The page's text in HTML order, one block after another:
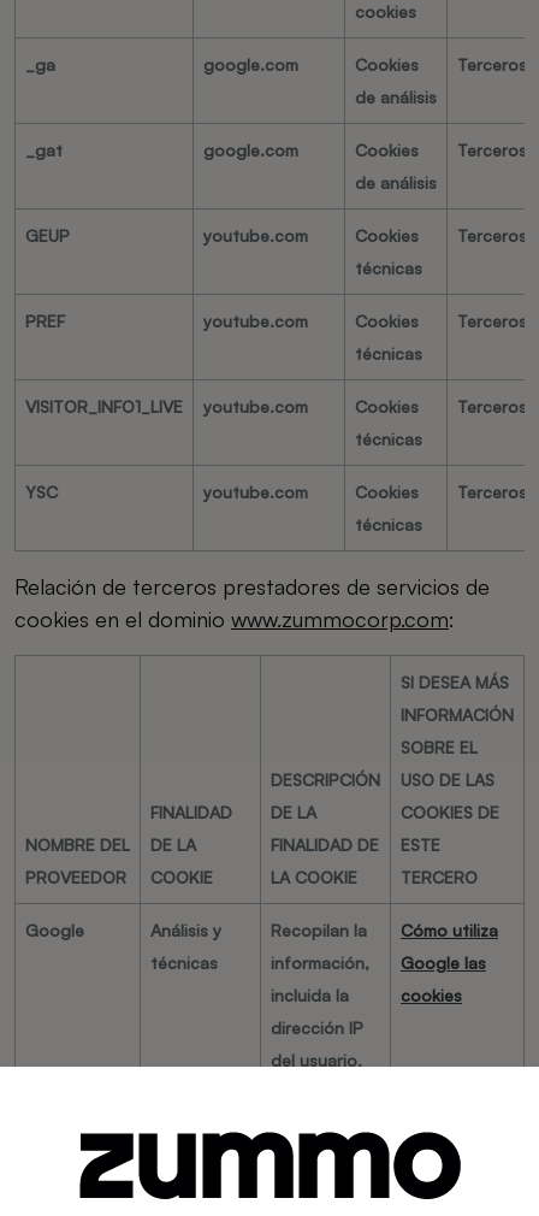
cookies
_ga google.com
Cookies
de análisis
Terceros
_gat google.com
Cookies
de análisis
Terceros
GEUP youtube.com
Cookies
técnicas
Terceros
PREF youtube.com
Cookies
técnicas
Terceros
VISITOR_INFO1_LIVE youtube.com
Cookies
técnicas
Terceros
YSC youtube.com
Cookies
técnicas
Terceros
Relación de terceros prestadores de servicios de
cookies en el dominio www.zummocorp.com:
NOMBRE DEL
PROVEEDOR
FINALIDAD
DE LA
COOKIE
DESCRIPCIÓN
DE LA
FINALIDAD DE
LA COOKIE
SI DESEA MÁS
INFORMACIÓN
SOBRE EL
USO DE LAS
COOKIES DE
ESTE
TERCERO
Google
Análisis y
técnicas
Recopilan la
información,
incluida la
dirección IP
del usuario,
tratada y
Cómo utiliza
Google las
cookies